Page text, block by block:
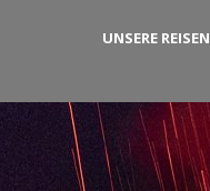
UNSERE REISEN